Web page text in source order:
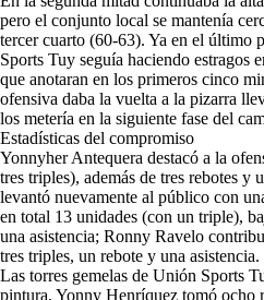
pero el conjunto local se mantenía
tercer cuarto (60-63). Ya en el último
Sports Tuy seguía haciendo estragos
que anotaran en los primeros cinco
ofensiva daba la vuelta a la pizarra
los metería en la siguiente fase del
Estadísticas del compromiso
Yonnyher Antequera destacó a la
tres triples), además de tres rebotes y
levantó nuevamente al público con
en total 13 unidades (con un triple),
una asistencia; Ronny Ravelo
tres triples, un rebote y una asistencia.
Las torres gemelas de Unión Sports
pintura, Yonny Henríquez tomó ocho